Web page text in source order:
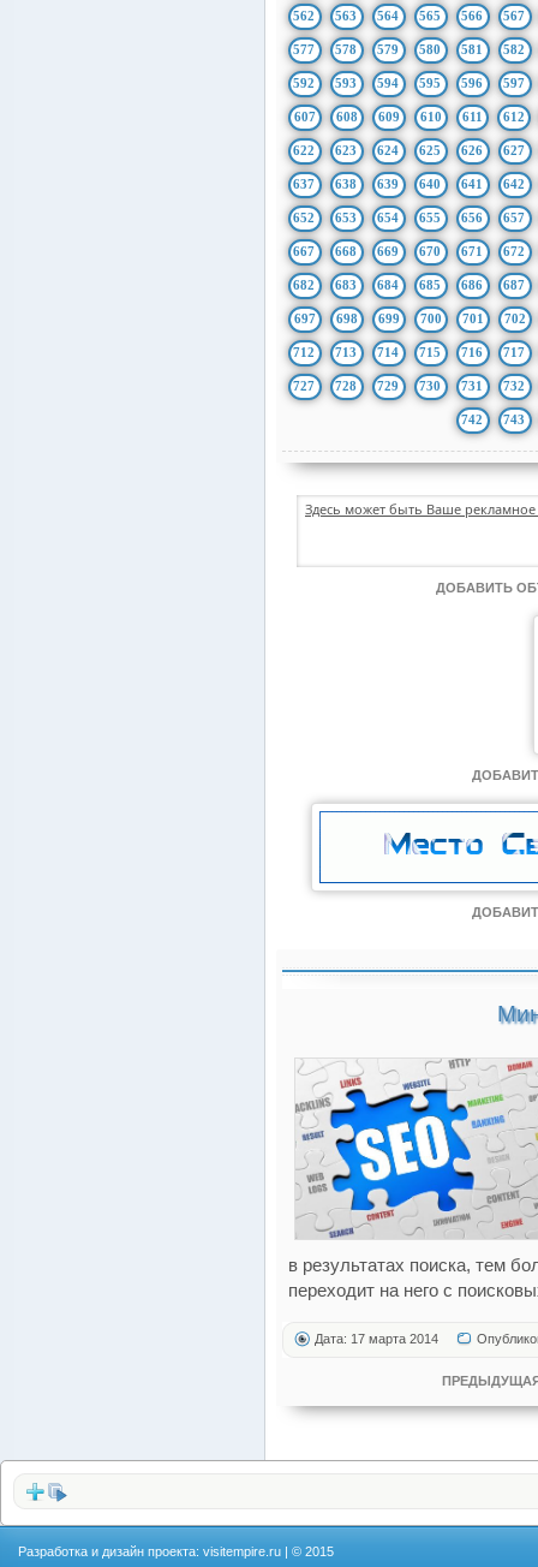
562 563 564 565 566 567
577 578 579 580 581 582
592 593 594 595 596 597
607 608 609 610 611 612
622 623 624 625 626 627
637 638 639 640 641 642
652 653 654 655 656 657
667 668 669 670 671 672
682 683 684 685 686 687
697 698 699 700 701 702
712 713 714 715 716 717
727 728 729 730 731 732
742 743
Здесь может быть Ваше
ДОБАВИТЬ
в результатах поиска, тем
переходит на него с
Дата: 17 марта 2014
Разработка и дизайн проекта: visitempire.ru | © 2015